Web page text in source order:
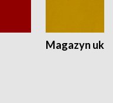
Magazyn